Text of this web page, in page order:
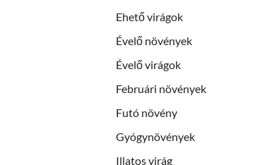
Ehető virágok
Évelő növények
Évelő virágok
Februári növények
Futó növény
Gyógynövények
Illatos virág